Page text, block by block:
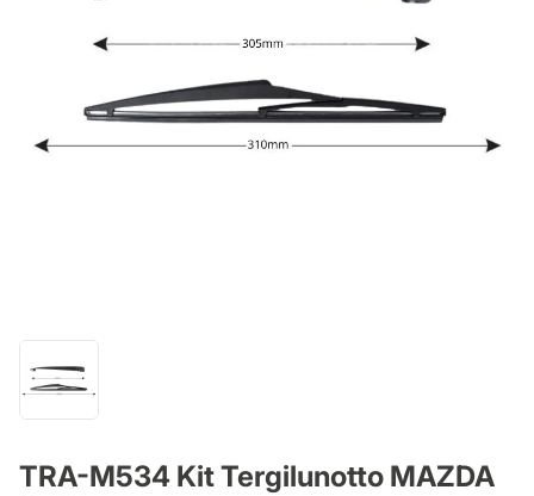
TRA-M534 Kit Tergilunotto MAZDA